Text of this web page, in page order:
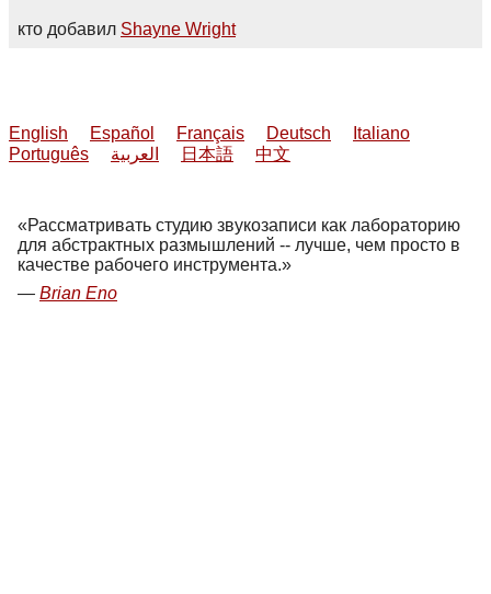
кто добавил Shayne Wright
English Español Français Deutsch
Italiano
Português
العربية 日本語 中文
Рассматривать студию звукозаписи как лабораторию
для абстрактных размышлений -- лучше, чем просто в
качестве рабочего инструмента.
Brian Eno